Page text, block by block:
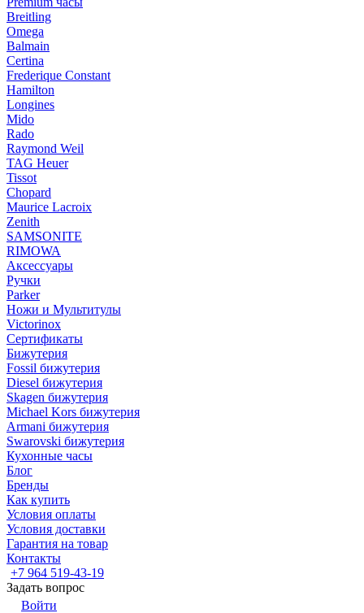
Breitling
Omega
Balmain
Certina
Frederique Constant
Hamilton
Longines
Mido
Rado
Raymond Weil
TAG Heuer
Tissot
Chopard
Maurice Lacroix
Zenith
SAMSONITE
RIMOWA
Аксессуары
Ручки
Parker
Ножи и Мультитулы
Victorinox
Сертификаты
Бижутерия
Fossil бижутерия
Diesel бижутерия
Skagen бижутерия
Michael Kors бижутерия
Armani бижутерия
Swarovski бижутерия
Кухонные часы
Блог
Бренды
Как купить
Условия оплаты
Условия доставки
Гарантия на товар
Контакты
+7 964 519-43-19
Задать вопрос
Войти